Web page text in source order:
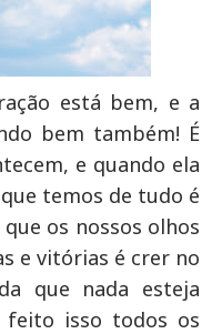
está bem, e a
bem também! É
e quando ela
temos de tudo é
os nossos olhos
e vitórias é crer no
que nada esteja
feito isso todos os